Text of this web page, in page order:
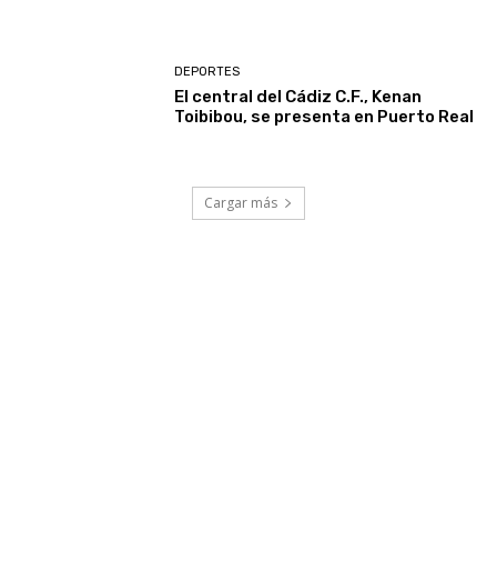
DEPORTES
El central del Cádiz C.F., Kenan
Toibibou, se presenta en Puerto Real
Cargar más